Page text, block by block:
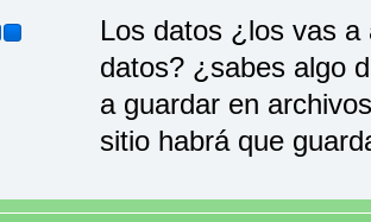
Los datos ¿los vas
datos? ¿sabes algo
a guardar en
sitio habrá que